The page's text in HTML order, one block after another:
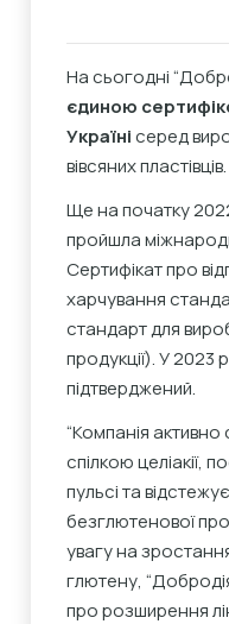
На сьогодні
єдиною
Українісеред
вівсяних пластівців.
Ще на початку
пройшла
Сертифікат про
харчування
стандарт для
продукції). У 2023
підтверджений.
“Компанія
спілкою целіакії,
пульсі та
безглютенової
увагу на
глютену,
про розширення